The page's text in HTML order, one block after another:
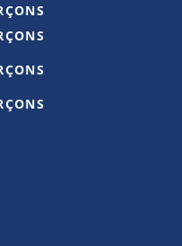
U17 ! 🔵
mais
jour 💪🏻